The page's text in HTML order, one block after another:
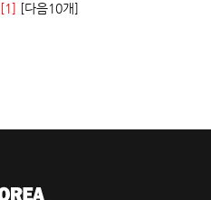
[1] [다음10개]